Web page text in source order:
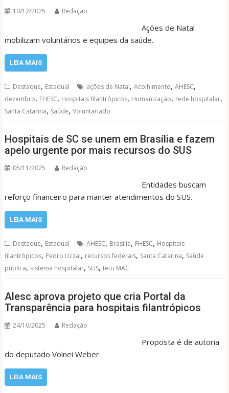
10/12/2025 Redação
Ações de Natal
mobilizam voluntários e equipes da saúde.
LEIA MAIS
Destaque, Estadual ações de Natal,Acolhimento,AHESC,
dezembro, FHESC, Hospitais filantrópicos, Humanização, rede hospitalar,
Santa Catarina, Saúde,Voluntariado
Hospitais de SC se unem em Brasília e fazem
apelo urgente por mais recursos do SUS
05/11/2025 Redação
Entidades buscam
reforço financeiro para manter atendimentos do SUS.
LEIA MAIS
Destaque, Estadual AHESC, Brasília, FHESC, Hospitais
filantrópicos, Pedro Uczai, recursos federais, Santa Catarina, Saúde
pública, sistema hospitalar, SUS,teto MAC
Alesc aprova projeto que cria Portal da
Transparência para hospitais filantrópicos
24/10/2025 Redação
Proposta é de autoria
do deputado Volnei Weber.
LEIA MAIS